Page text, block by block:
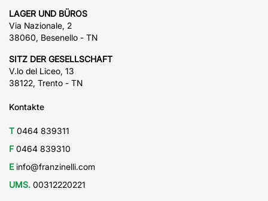
LAGER UND BÜROS
Via Nazionale, 2
38060, Besenello - TN
SITZ DER GESELLSCHAFT
V.lo del Liceo, 13
38122, Trento - TN
Kontakte
T 0464 839311
F 0464 839310
E info@franzinelli.com
UMS. 00312220221